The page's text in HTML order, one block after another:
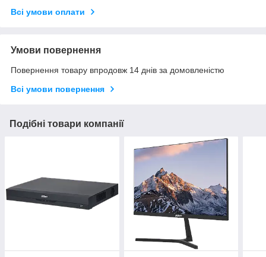
Всі умови оплати
Умови повернення
Повернення товару впродовж 14 днів за домовленістю
Всі умови повернення
Подібні товари компанії